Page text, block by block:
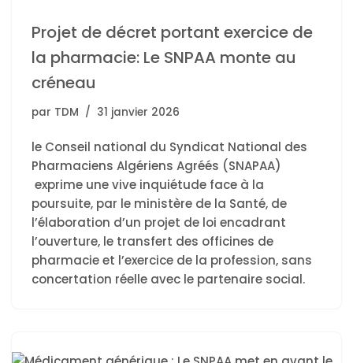
Projet de décret portant exercice de
la pharmacie: Le SNPAA monte au
créneau
par TDM 31 janvier 2026
le Conseil national du Syndicat National des
Pharmaciens Algériens Agréés (SNAPAA)
exprime une vive inquiétude face à la
poursuite, par le ministère de la Santé, de
l’élaboration d’un projet de loi encadrant
l’ouverture, le transfert des officines de
pharmacie et l’exercice de la profession, sans
concertation réelle avec le partenaire social.